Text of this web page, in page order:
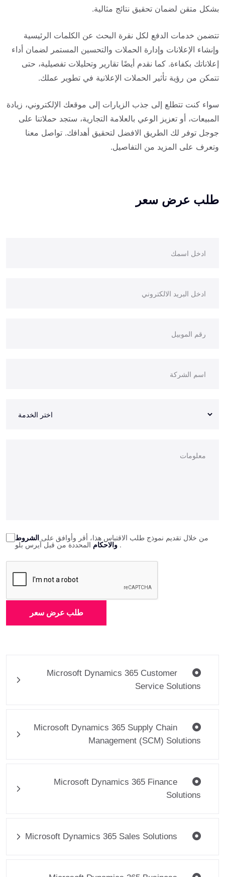
Microsoft Dynamics 365 Customer
Service Solutions
Microsoft Dynamics 365 Supply Chain
Management (SCM) Solutions
Microsoft Dynamics 365 Finance
Solutions
بشكل متقن لضمان تحقيق نتائج مثالية.
تتضمن خدمات الدفع لكل نقرة البحث عن الكلمات الرئيسية
وإنشاء الإعلانات وإدارة الحملات والتحسين المستمر لضمان أداء
إعلاناتك بكفاءة. كما نقدم أيضًا تقارير وتحليلات تفصيلية، حتى
تتمكن من رؤية تأثير الحملات الإعلانية في تطوير عملك.
سواء كنت تتطلع إلى جذب الزيارات إلى موقعك الإلكتروني، زيادة
المبيعات، أو تعزيز الوعي بالعلامة التجارية، ستجد حملاتنا على
جوجل توفر لك الطريق الافضل لتحقيق أهدافك. تواصل معنا
وتعرف على المزيد من التفاصيل.
طلب عرض سعر
من خلال تقديم نموذج طلب الاقتباس هذا، أقر وأوافق على الشروط
والاحكام المحددة من قبل آيرس بلو.
طلب عرض سعر